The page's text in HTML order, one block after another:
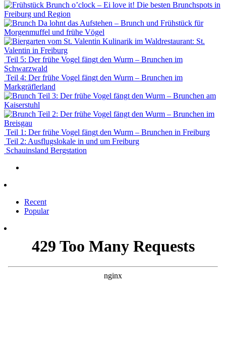
Brunch o’clock – Ei love it! Die besten Brunchspots in
Freiburg und Region
Da lohnt das Aufstehen – Brunch und Frühstück für
Morgenmuffel und frühe Vögel
Kulinarik im Waldrestaurant: St.
Valentin in Freiburg
Teil 5: Der frühe Vogel fängt den Wurm – Brunchen im
Schwarzwald
Teil 4: Der frühe Vogel fängt den Wurm – Brunchen im
Markgräflerland
Teil 3: Der frühe Vogel fängt den Wurm – Brunchen am
Kaiserstuhl
Teil 2: Der frühe Vogel fängt den Wurm – Brunchen im
Breisgau
Teil 1: Der frühe Vogel fängt den Wurm – Brunchen in Freiburg
Teil 2: Ausflugslokale in und um Freiburg
Schauinsland Bergstation
Recent
Popular